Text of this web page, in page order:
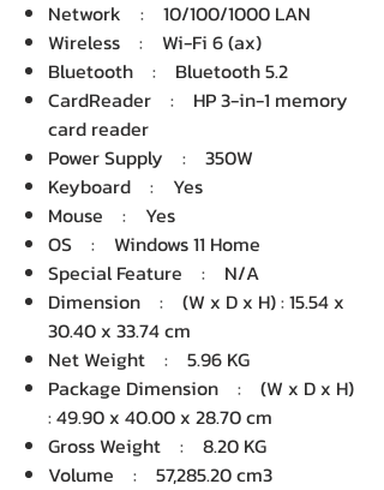
Network : 10/100/1000 LAN
Wireless : Wi-Fi 6 (ax)
Bluetooth : Bluetooth 5.2
CardReader : HP 3-in-1 memory
card reader
Power Supply : 350W
Keyboard : Yes
Mouse : Yes
OS : Windows 11 Home
Special Feature : N/A
Dimension : (W x D x H) : 15.54 x
30.40 x 33.74 cm
Net Weight : 5.96 KG
Package Dimension : (W x D x H)
: 49.90 x 40.00 x 28.70 cm
Gross Weight : 8.20 KG
Volume : 57,285.20 cm3